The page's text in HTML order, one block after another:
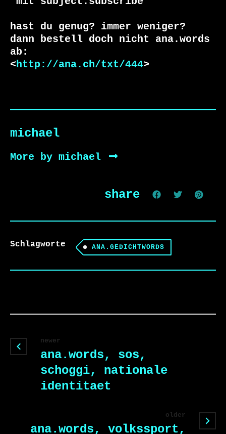
hast du genug? immer weniger?
dann bestell doch nicht ana.words
ab:
<http://ana.ch/txt/444>
michael
More by michael
share
Schlagworte ANA.GEDICHTWORDS
newer
ana.words, sos,
schoggi, nationale
identitaet
older
ana.words, volkssport,